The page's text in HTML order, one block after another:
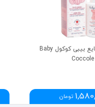
پودر تالک مایع بیبی کوکول Baby
Coccole
تومان